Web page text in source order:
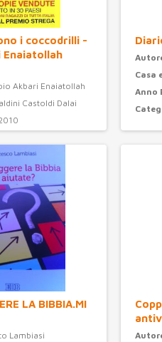
i coccodrilli -
Enaiatollah
Akbari Enaiatollah
Castoldi Dalai
Casa
Anno
LA BIBBIA.MI
Lambiasi